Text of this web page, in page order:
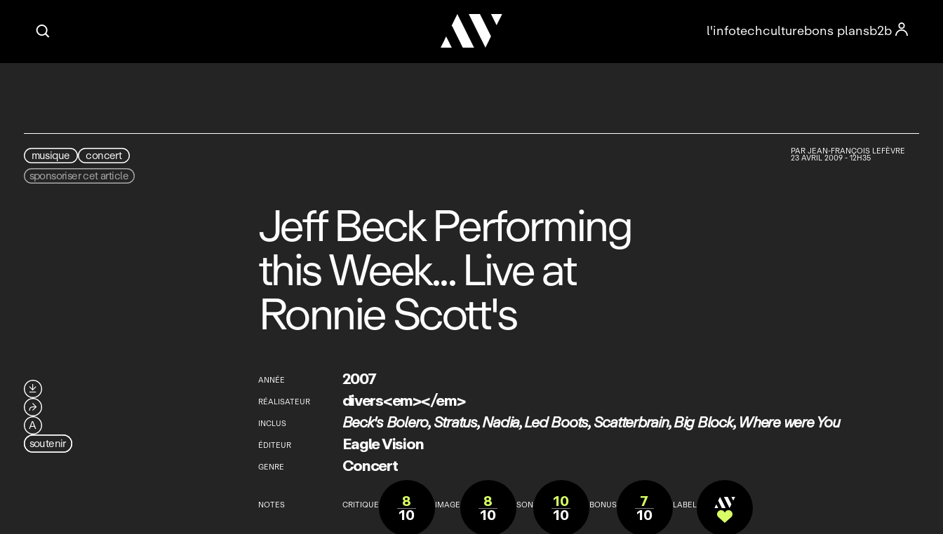

 l'infotechculturebons plansb2b
musique
concert
sponsoriser cet article
PARJEAN-FRANÇOIS LEFÈVRE
23 AVRIL 2009 - 12H35
Jeff Beck Performing
this Week... Live at
Ronnie Scott's
ANNÉE 2007
RÉALISATEUR divers<em></em>
INCLUS Beck's Bolero,Stratus,Nadia,Led Boots,Scatterbrain,Big Block,Where were You
ÉDITEUR Eagle Vision
GENRE Concert
NOTES CRITIQUE 8
10 IMAGE 8
10 SON 10
10 BONUS 7
10 LABEL

⮫
A
soutenir